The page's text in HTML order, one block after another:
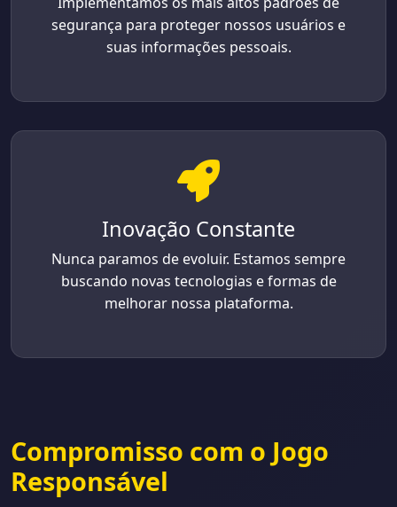
segurança para proteger nossos usuários e
suas informações pessoais.
Inovação Constante
Nunca paramos de evoluir. Estamos sempre
buscando novas tecnologias e formas de
melhorar nossa plataforma.
Compromisso com o Jogo
Responsável